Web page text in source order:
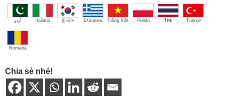
اُردو Italiano 한국어 Ελληνικά Tiếng Việt Polski ไทย Türkçe
Română
Chia sẻ nhé!